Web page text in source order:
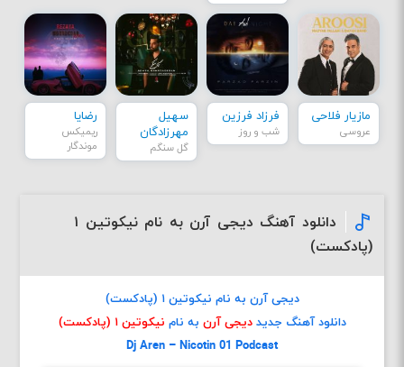
مازیار فلاحی
عروسی
فرزاد فرزین
شب و روز
سهیل
مهرزادگان
گل سنگم
رضایا
ریمیکس
موندگار
دانلود آهنگ دیجی آرن به نام نیکوتین ۱
(پادکست)
دیجی آرن به نام نیکوتین ۱ (پادکست)
دانلود آهنگ جدید دیجی آرن به نام نیکوتین ۱ (پادکست)
Dj Aren – Nicotin 01 Podcast